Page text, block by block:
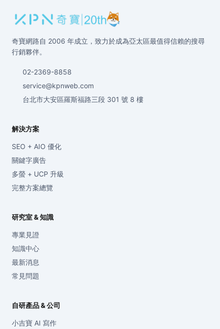
奇寶網路自 2006 年成立，致力於成為亞太區最值得信賴的搜尋
行銷夥伴。
02-2369-8858
service@kpnweb.com
台北市大安區羅斯福路三段 301 號 8 樓
解決方案
SEO + AIO 優化
關鍵字廣告
多螢 + UCP 升級
完整方案總覽
研究室 & 知識
專業見證
知識中心
最新消息
常見問題
自研產品 & 公司
小吉寶 AI 寫作